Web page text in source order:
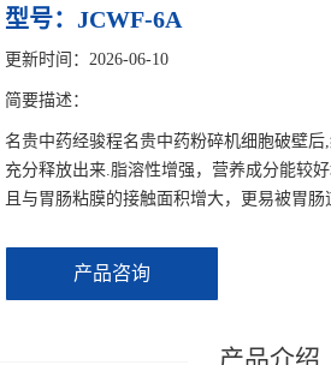
中型超微粉碎机系列
制冷机
型号：JCWF-6A
更新时间：2026-06-10
简要描述：
名贵中药经骏程名贵中药粉碎机细胞破壁
充分释放出来.脂溶性增强，营养成分能较
且与胃肠粘膜的接触面积增大，更易被胃
产品咨询